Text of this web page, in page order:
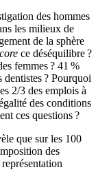
des hommes
les milieux de
de la sphère
ce déséquilibre ?
femmes ? 41 %
dentistes ? Pourquoi
2/3 des emplois à
des conditions
ces questions ?
que sur les 100
des